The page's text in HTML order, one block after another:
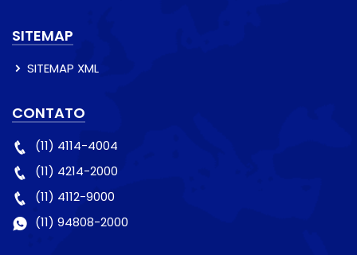
SITEMAP
SITEMAP XML
CONTATO
(11) 4114-4004
(11) 4214-2000
(11) 4112-9000
(11) 94808-2000